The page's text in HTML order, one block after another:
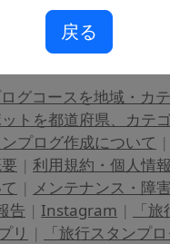
戻る
グコースを地域・カ
トを都道府県、カテ
プログ作成について |
| 利用規約・個人情
| メンテナンス・障
告 | Instagram |
「
リ |
「旅行スタンプ